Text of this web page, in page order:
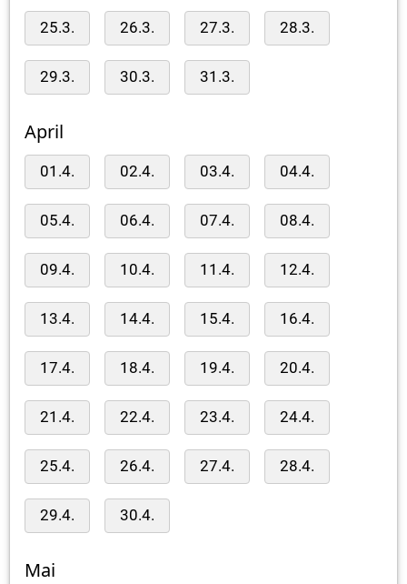
25.3. 26.3. 27.3. 28.3.
29.3. 30.3. 31.3.
April
01.4. 02.4. 03.4. 04.4.
05.4. 06.4. 07.4. 08.4.
09.4. 10.4. 11.4. 12.4.
13.4. 14.4. 15.4. 16.4.
17.4. 18.4. 19.4. 20.4.
21.4. 22.4. 23.4. 24.4.
25.4. 26.4. 27.4. 28.4.
29.4. 30.4.
Mai